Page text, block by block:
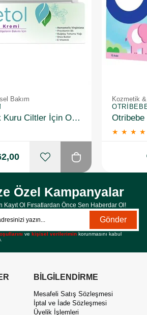
Bakım
Hametol Çok Kuru Ciltler İçin Onarıcı Bakım Kremi 30 g
Kozmetik
★ ★ ★ ★
Özel Kampanyalar
Kayıt Ol Fırsatlardan Önce Sen Haberdar Ol!
Gönder
vekişisel verilerimin korunmasını kabul
BİLGİLENDİRME
Mesafeli Satış Sözleşmesi
İptal ve İade Sözleşmesi
Üyelik İşlemleri